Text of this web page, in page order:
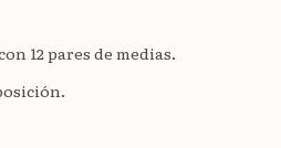
12 pares de medias.